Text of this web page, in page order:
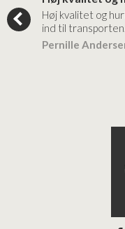
Høj kvalitet og
ind til
Pernille